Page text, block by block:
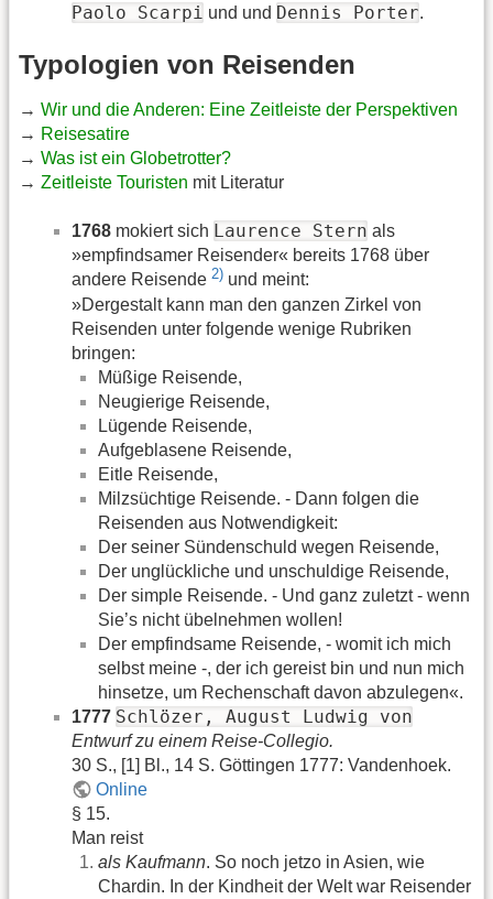
Paolo Scarpi und und Dennis Porter.
Typologien von Reisenden
→ Wir und die Anderen: Eine Zeitleiste der Perspektiven
→ Reisesatire
→ Was ist ein Globetrotter?
→ Zeitleiste Touristen mit Literatur
1768 mokiert sich Laurence Stern als
»empfindsamer Reisender« bereits 1768 über
andere Reisende 2) und meint:
»Dergestalt kann man den ganzen Zirkel von
Reisenden unter folgende wenige Rubriken
bringen:
Müßige Reisende,
Neugierige Reisende,
Lügende Reisende,
Aufgeblasene Reisende,
Eitle Reisende,
Milzsüchtige Reisende. - Dann folgen die
Reisenden aus Notwendigkeit:
Der seiner Sündenschuld wegen Reisende,
Der unglückliche und unschuldige Reisende,
Der simple Reisende. - Und ganz zuletzt - wenn
Sie’s nicht übelnehmen wollen!
Der empfindsame Reisende, - womit ich mich
selbst meine -, der ich gereist bin und nun mich
hinsetze, um Rechenschaft davon abzulegen«.
1777 Schlözer, August Ludwig von
Entwurf zu einem Reise-Collegio.
30 S., [1] Bl., 14 S. Göttingen 1777: Vandenhoek.
Online
§ 15.
Man reist
als Kaufmann. So noch jetzo in Asien, wie
Chardin. In der Kindheit der Welt war Reisender